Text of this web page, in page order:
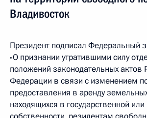
Владивосток
Президент подписал Федеральный
«О признании утратившими силу
положений законодательных актов
Федерации в связи с изменением
предоставления в аренду
находящихся в государственной